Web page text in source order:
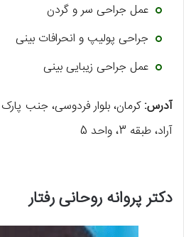
عمل جراحی سر و گردن
جراحی پولیپ و انحرافات بینی
عمل جراحی زیبایی بینی
آدرس:کرمان، بلوار فردوسی، جنب
آراد، طبقه 3، واحد 5
دکتر پروانه روحانی رفتار